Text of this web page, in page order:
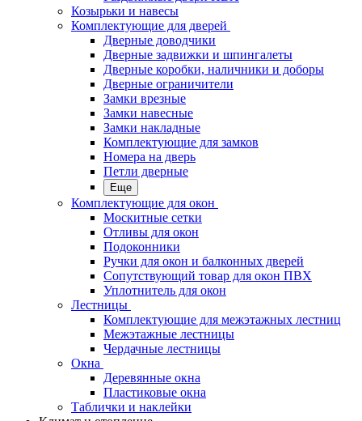
Козырьки и навесы
Комплектующие для дверей
Дверные доводчики
Дверные задвижки и шпингалеты
Дверные коробки, наличники и доборы
Дверные ограничители
Замки врезные
Замки навесные
Замки накладные
Комплектующие для замков
Номера на дверь
Петли дверные
Еще
Комплектующие для окон
Москитные сетки
Отливы для окон
Подоконники
Ручки для окон и балконных дверей
Сопутствующий товар для окон ПВХ
Уплотнитель для окон
Лестницы
Комплектующие для межэтажных лестниц
Межэтажные лестницы
Чердачные лестницы
Окна
Деревянные окна
Пластиковые окна
Таблички и наклейки